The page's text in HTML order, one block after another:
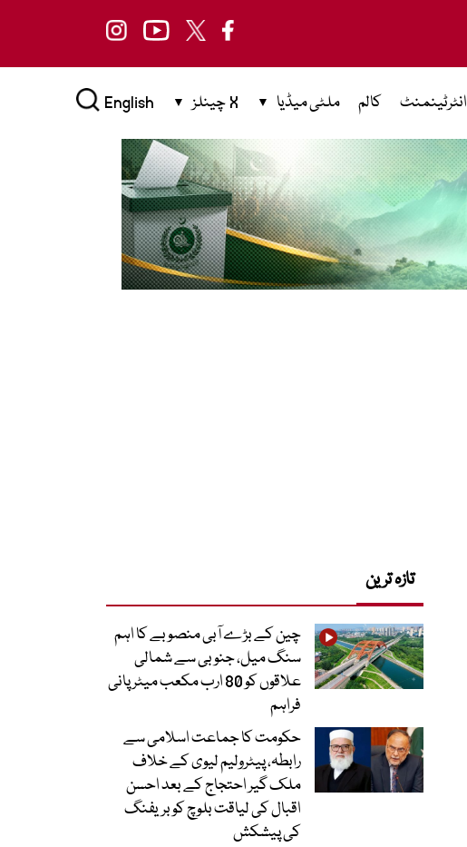
انٹرٹینمنٹ کالم ملٹی میڈیا X چینلز English
تازہ ترین
چین کے بڑے آبی منصوبے کا اہم
سنگ میل، جنوبی سے شمالی
علاقوں کو 80 ارب مکعب میٹر پانی
فراہم
حکومت کا جماعت اسلامی سے
رابطہ، پیٹرولیم لیوی کے خلاف
ملک گیر احتجاج کے بعد احسن
اقبال کی لیاقت بلوچ کو بریفنگ
کی پیشکش